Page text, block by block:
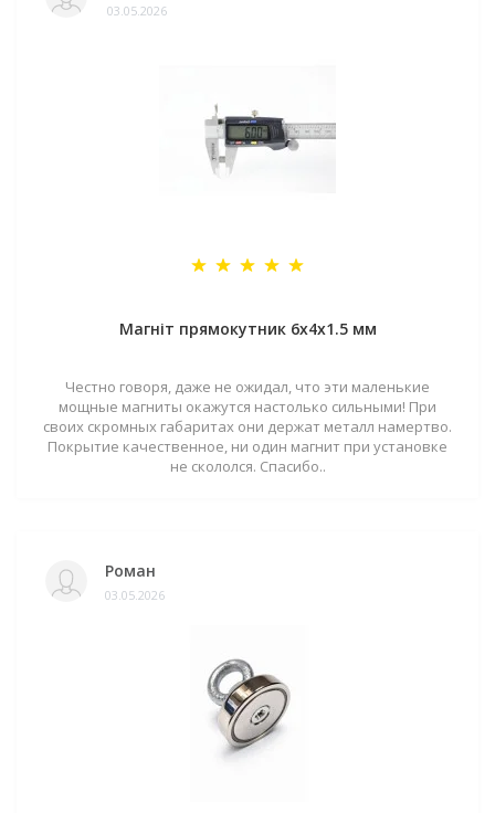
03.05.2026
Магніт прямокутник 6х4х1.5 мм
Честно говоря, даже не ожидал, что эти маленькие
мощные магниты окажутся настолько сильными! При
своих скромных габаритах они держат металл намертво.
Покрытие качественное, ни один магнит при установке
не скололся. Спасибо..
Роман
03.05.2026